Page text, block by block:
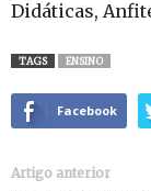
Didáticas,
TAGS ENSINO
Facebook
Artigo anterior